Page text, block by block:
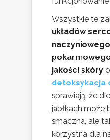
Wszystkie te
układów
pokarmowego
jakości skóry
detoksykacja
sprawiają, że
jabłkach może
smaczna, ale
korzystna dla